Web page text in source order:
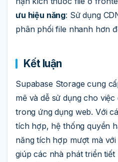
ưu hiệu năng: Sử dụng
phân phối file nhanh hơn
Kết luận
Supabase Storage cung
mẽ và dễ sử dụng cho
trong ứng dụng web. Với
tích hợp, hệ thống quyền
năng tích hợp mượt mà
giúp các nhà phát triển tiết